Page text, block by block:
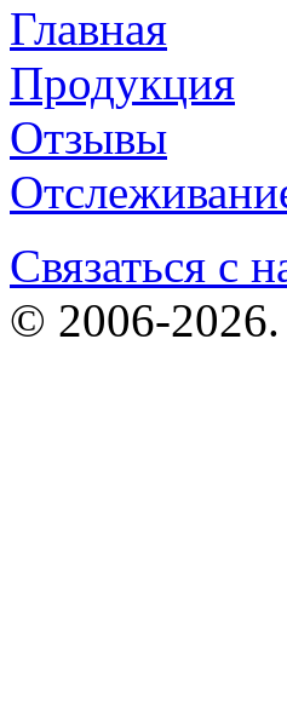
Главная
Продукция
Отзывы
Связаться с
© 2006-